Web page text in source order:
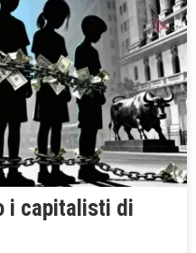
i capitalisti di